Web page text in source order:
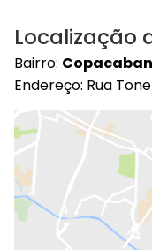
Localização
Bairro:
Endereço: Rua